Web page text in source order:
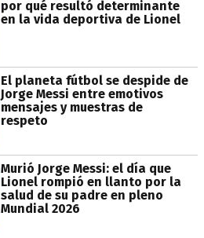
por qué resultó determinante
en la vida deportiva de Lionel
El planeta fútbol se despide de
Jorge Messi entre emotivos
mensajes y muestras de
respeto
Murió Jorge Messi: el día que
Lionel rompió en llanto por la
salud de su padre en pleno
Mundial 2026